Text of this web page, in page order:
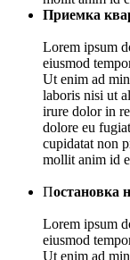
Приемка
Lorem ipsum
eiusmod
Ut enim ad
laboris nisi ut
irure dolor in
dolore eu
cupidatat non
mollit anim id
Постановка
Lorem ipsum
eiusmod
Ut enim ad